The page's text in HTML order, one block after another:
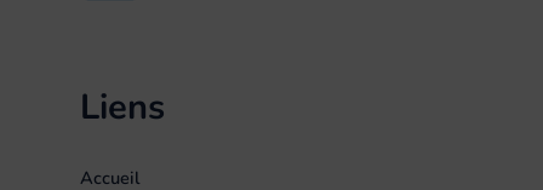
Liens
Accueil